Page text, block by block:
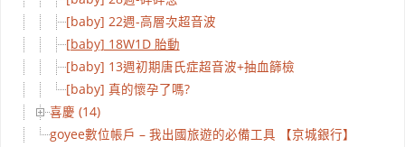
[baby] 22週-高層次超音波
[baby] 18W1D 胎動
[baby] 13週初期唐氏症超音波+抽血篩檢
[baby] 真的懷孕了嗎?
喜慶 (14)
goyee數位帳戶 – 我出國旅遊的必備工具 【京城銀行】